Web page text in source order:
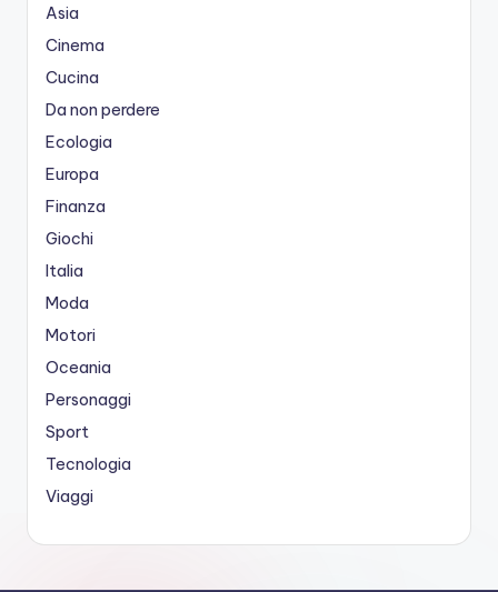
Asia
Cinema
Cucina
Da non perdere
Ecologia
Europa
Finanza
Giochi
Italia
Moda
Motori
Oceania
Personaggi
Sport
Tecnologia
Viaggi